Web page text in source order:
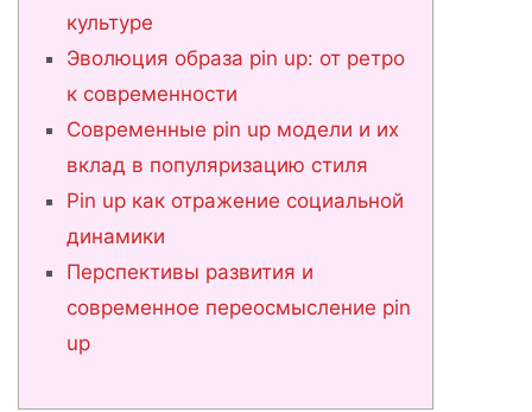
культуре
Эволюция образа pin up: от ретро
к современности
Современные pin up модели и их
вклад в популяризацию стиля
Pin up как отражение социальной
динамики
Перспективы развития и
современное переосмысление pin
up